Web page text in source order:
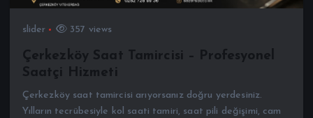
Saatçi Hizmeti
Çerkezköy saat tamircisi arıyorsanız doğru yerdesiniz.
Yılların tecrübesiyle kol saati tamiri, saat pili değişimi, cam
değişimi, mekanik saat onarımı ve detaylı bakım hizmetleri
sunuyoruz. Hassas mekanizmalara sahip saatler uzmanlık